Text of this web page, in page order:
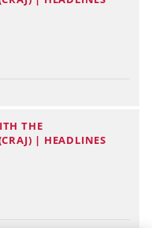
THE
| HEADLINES